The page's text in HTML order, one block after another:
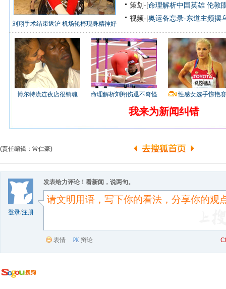
刘翔手术结束返沪 机场轮椅现身精神好
策划-[命理解析中国英雄 伦敦
视频-[奥运备忘录-东道主频摆
博尔特流连夜店很销魂 命理解析刘翔伤退不奇怪 性感女选手惊艳
我来为新闻纠错
(责任编辑：常仁豪)
登录/注册
发表给力评论！看新闻，说两句。
表情 辩论